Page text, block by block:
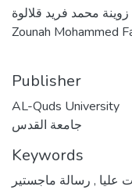
زوينة محمد فريد قلالوة
Zounah Mohammed
Publisher
AL-Quds University
جامعة القدس
Keywords
عليا ,